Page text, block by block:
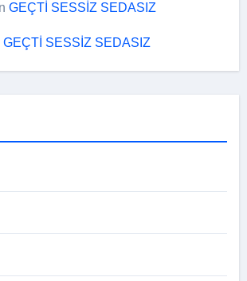
GEÇTİ SESSİZ SEDASIZ
GEÇTİ SESSİZ SEDASIZ